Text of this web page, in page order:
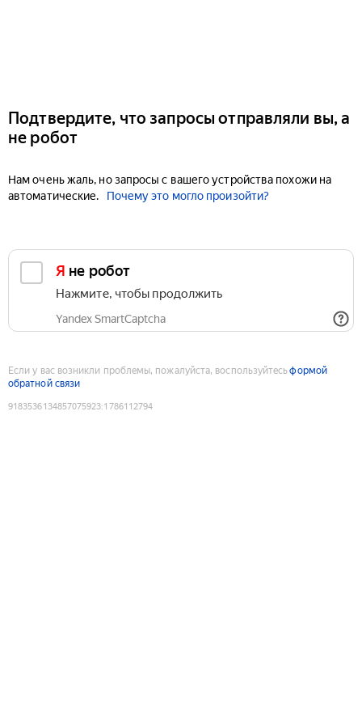
Подтвердите, что запросы отправляли вы, а
не робот
Нам очень жаль, но запросы с вашего устройства похожи на
автоматические.
Почему это могло произойти?
Я не робот
Нажмите, чтобы продолжить
Yandex SmartCaptcha
Если у вас возникли проблемы, пожалуйста, воспользуйтесьформой
обратной связи
9183536134857075923:1786112794